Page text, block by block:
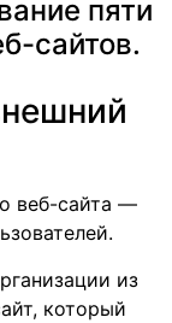
пяти
сайтов.
веб-сайта —
из
который